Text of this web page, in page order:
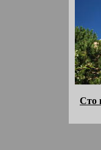
Сто